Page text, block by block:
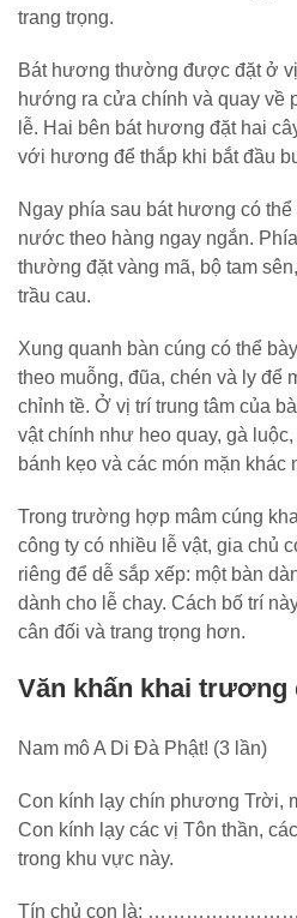
trang trọng.
Bát hương thường được đặt ở
hướng ra cửa chính và quay về
lễ. Hai bên bát hương đặt hai
với hương để thắp khi bắt đầu
Ngay phía sau bát hương có
nước theo hàng ngay ngắn.
thường đặt vàng mã, bộ tam
trầu cau.
Xung quanh bàn cúng có thể
theo muỗng, đũa, chén và ly để
chỉnh tề. Ở vị trí trung tâm của
vật chính như heo quay, gà
bánh kẹo và các món mặn khác
Trong trường hợp mâm cúng
công ty có nhiều lễ vật, gia chủ
riêng để dễ sắp xếp: một bàn
dành cho lễ chay. Cách bố trí
cân đối và trang trọng hơn.
Văn khấn khai trương
Nam mô A Di Đà Phật! (3 lần)
Con kính lạy chín phương Trời,
Con kính lạy các vị Tôn thần,
trong khu vực này.
Tín chủ con là: